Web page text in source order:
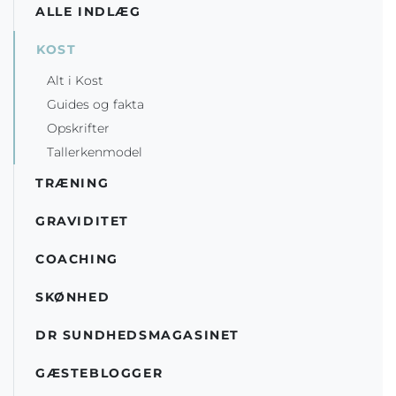
ALLE INDLÆG
KOST
Alt i Kost
Guides og fakta
Opskrifter
Tallerkenmodel
TRÆNING
GRAVIDITET
COACHING
SKØNHED
DR SUNDHEDSMAGASINET
GÆSTEBLOGGER